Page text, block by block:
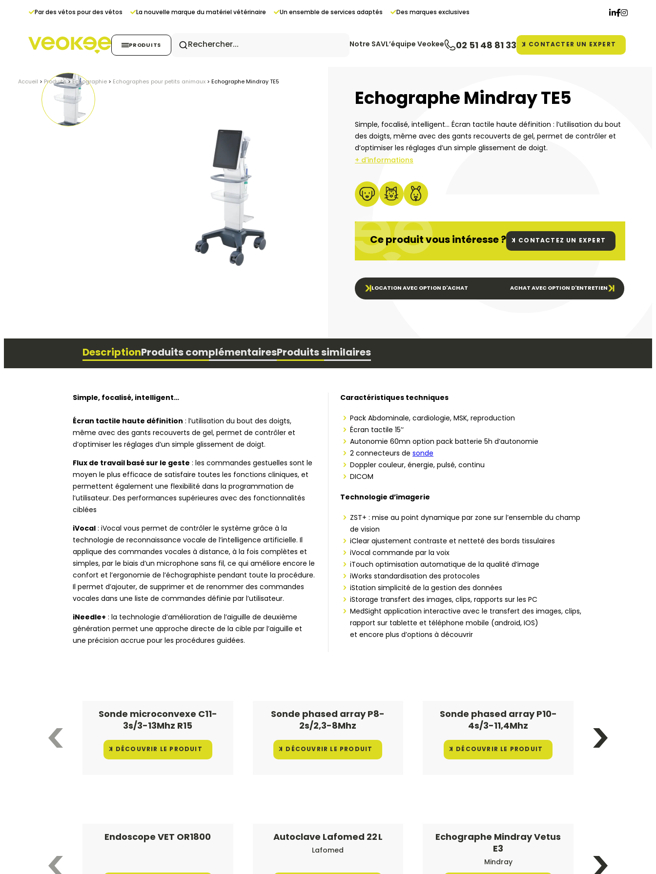
Par des vétos pour des vétos La nouvelle marque du matériel vétérinaire Un ensemble de services adaptés Des marques exclusives
02 51 48 81 33 CONTACTER UN EXPERT
PRODUITS
Anesthésie & Monitoring
Notre SAVL’équipe Veokee
Accueil > Produits > Echographie > Echographes pour petits animaux > Echographe Mindray TE5
Echographe Mindray TE5
Simple, focalisé, intelligent… Écran tactile haute définition : l’utilisation du bout
des doigts, même avec des gants recouverts de gel, permet de contrôler et
d’optimiser les réglages d’un simple glissement de doigt.
+ d'informations
Ce produit vous intéresse ? CONTACTEZ UN EXPERT
LOCATION AVEC OPTION D'ACHAT ACHAT AVEC OPTION D'ENTRETIEN
Description Produits complémentaires Produits similaires
Simple, focalisé, intelligent…
Écran tactile haute définition : l’utilisation du bout des doigts,
même avec des gants recouverts de gel, permet de contrôler et
d’optimiser les réglages d’un simple glissement de doigt.
Flux de travail basé sur le geste : les commandes gestuelles sont le
moyen le plus efficace de satisfaire toutes les fonctions cliniques, et
permettent également une flexibilité dans la programmation de
l’utilisateur. Des performances supérieures avec des fonctionnalités
ciblées
iVocal : iVocal vous permet de contrôler le système grâce à la
technologie de reconnaissance vocale de l’intelligence artificielle. Il
applique des commandes vocales à distance, à la fois complètes et
simples, par le biais d’un microphone sans fil, ce qui améliore encore le
confort et l’ergonomie de l’échographiste pendant toute la procédure.
Il permet d’ajouter, de supprimer et de renommer des commandes
vocales dans une liste de commandes définie par l’utilisateur.
iNeedle+ : la technologie d’amélioration de l’aiguille de deuxième
génération permet une approche directe de la cible par l’aiguille et
une précision accrue pour les procédures guidées.
Caractéristiques techniques
Pack Abdominale, cardiologie, MSK, reproduction
Écran tactile 15’‘
Autonomie 60mn option pack batterie 5h d’autonomie
2 connecteurs de sonde
Doppler couleur, énergie, pulsé, continu
DICOM
Technologie d’imagerie
ZST+ : mise au point dynamique par zone sur l’ensemble du champ
de vision
iClear ajustement contraste et netteté des bords tissulaires
iVocal commande par la voix
iTouch optimisation automatique de la qualité d’image
iWorks standardisation des protocoles
iStation simplicité de la gestion des données
iStorage transfert des images, clips, rapports sur les PC
MedSight application interactive avec le transfert des images, clips,
rapport sur tablette et téléphone mobile (android, IOS)
et encore plus d’options à découvrir
Sonde microconvexe C11-
3s/3-13Mhz R15
DÉCOUVRIR LE PRODUIT
Sonde phased array P8-
2s/2,3-8Mhz
DÉCOUVRIR LE PRODUIT
Sonde phased array P10-
4s/3-11,4Mhz
DÉCOUVRIR LE PRODUIT
Endoscope VET OR1800 Autoclave Lafomed 22 L
Lafomed
Echographe Mindray Vetus
E3
Mindray